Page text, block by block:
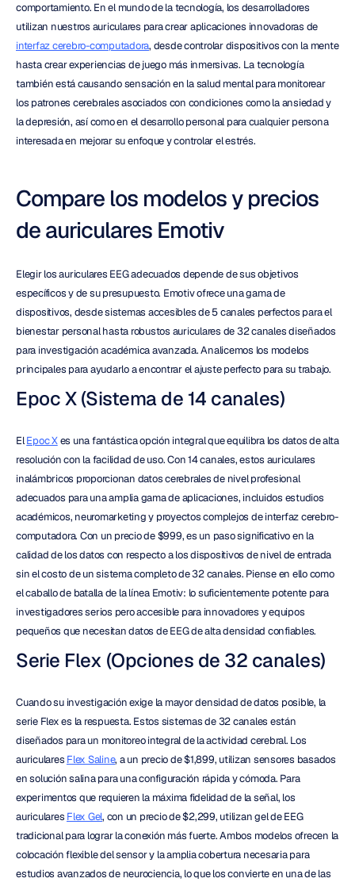
comportamiento. En el mundo de la tecnología, los desarrolladores
interfaz cerebro-computadora, desde controlar dispositivos con la mente
hasta crear experiencias de juego más inmersivas. La tecnología
también está causando sensación en la salud mental para monitorear
los patrones cerebrales asociados con condiciones como la ansiedad y
la depresión, así como en el desarrollo personal para cualquier persona
interesada en mejorar su enfoque y controlar el estrés.
Compare los modelos y precios
de auriculares Emotiv
Elegir los auriculares EEG adecuados depende de sus objetivos
específicos y de su presupuesto. Emotiv ofrece una gama de
dispositivos, desde sistemas accesibles de 5 canales perfectos para el
bienestar personal hasta robustos auriculares de 32 canales diseñados
para investigación académica avanzada. Analicemos los modelos
principales para ayudarlo a encontrar el ajuste perfecto para su trabajo.
Epoc X (Sistema de 14 canales)
El Epoc X es una fantástica opción integral que equilibra los datos de alta
resolución con la facilidad de uso. Con 14 canales, estos auriculares
inalámbricos proporcionan datos cerebrales de nivel profesional
adecuados para una amplia gama de aplicaciones, incluidos estudios
académicos, neuromarketing y proyectos complejos de interfaz cerebro-
computadora. Con un precio de $999, es un paso significativo en la
calidad de los datos con respecto a los dispositivos de nivel de entrada
sin el costo de un sistema completo de 32 canales. Piense en ello como
el caballo de batalla de la línea Emotiv: lo suficientemente potente para
investigadores serios pero accesible para innovadores y equipos
pequeños que necesitan datos de EEG de alta densidad confiables.
Serie Flex (Opciones de 32 canales)
Cuando su investigación exige la mayor densidad de datos posible, la
serie Flex es la respuesta. Estos sistemas de 32 canales están
diseñados para un monitoreo integral de la actividad cerebral. Los
auriculares Flex Saline, a un precio de $1,899, utilizan sensores basados
en solución salina para una configuración rápida y cómoda. Para
experimentos que requieren la máxima fidelidad de la señal, los
auriculares Flex Gel, con un precio de $2,299, utilizan gel de EEG
tradicional para lograr la conexión más fuerte. Ambos modelos ofrecen la
colocación flexible del sensor y la amplia cobertura necesaria para
estudios avanzados de neurociencia, lo que los convierte en una de las